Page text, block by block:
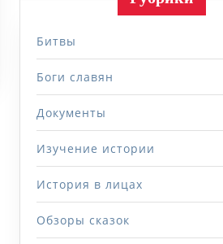
Битвы
Боги славян
Документы
Изучение истории
История в лицах
Обзоры сказок